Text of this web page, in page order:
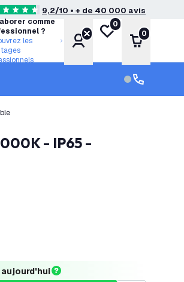
étoiles de notation
9,2/10 • + de 40 000 avis
comme
?
les
Compte
Ma liste de
0
Panier
0
Service
Service client
aujourd'hui